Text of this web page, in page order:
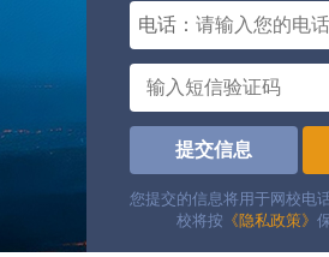
电话：
提交信息
您提交的信息将用于网校电
校将按 《隐私政策》